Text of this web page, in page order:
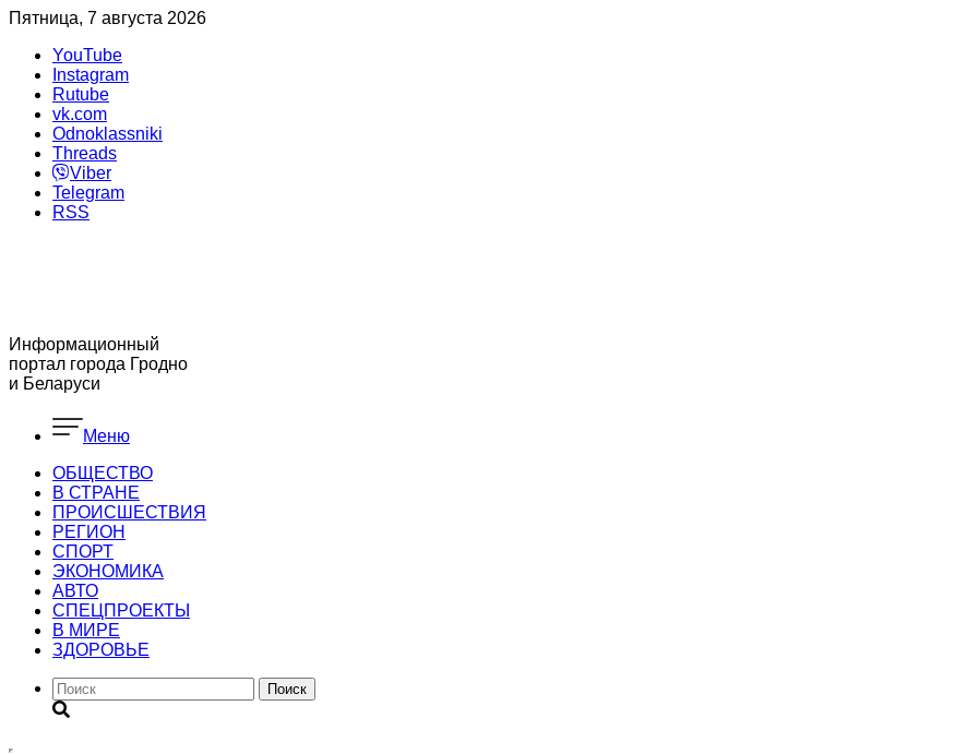
Пятница, 7 августа 2026
YouTube
Instagram
Rutube
vk.com
Odnoklassniki
Threads
Viber
Telegram
RSS
Информационный
портал города Гродно
и Беларуси
Меню
ОБЩЕСТВО
В СТРАНЕ
ПРОИСШЕСТВИЯ
РЕГИОН
CПОРТ
ЭКОНОМИКА
АВТО
СПЕЦПРОЕКТЫ
В МИРЕ
ЗДОРОВЬЕ
Поиск